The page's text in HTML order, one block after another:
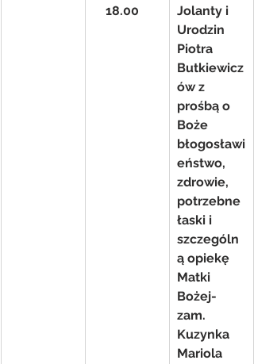
18.00
Jolanty i
Urodzin
Piotra
Butkiewicz
ów z
prośbą o
Boże
błogosławi
eństwo,
zdrowie,
potrzebne
łaski i
szczególn
ą opiekę
Matki
Bożej-
zam.
Kuzynka
Mariola